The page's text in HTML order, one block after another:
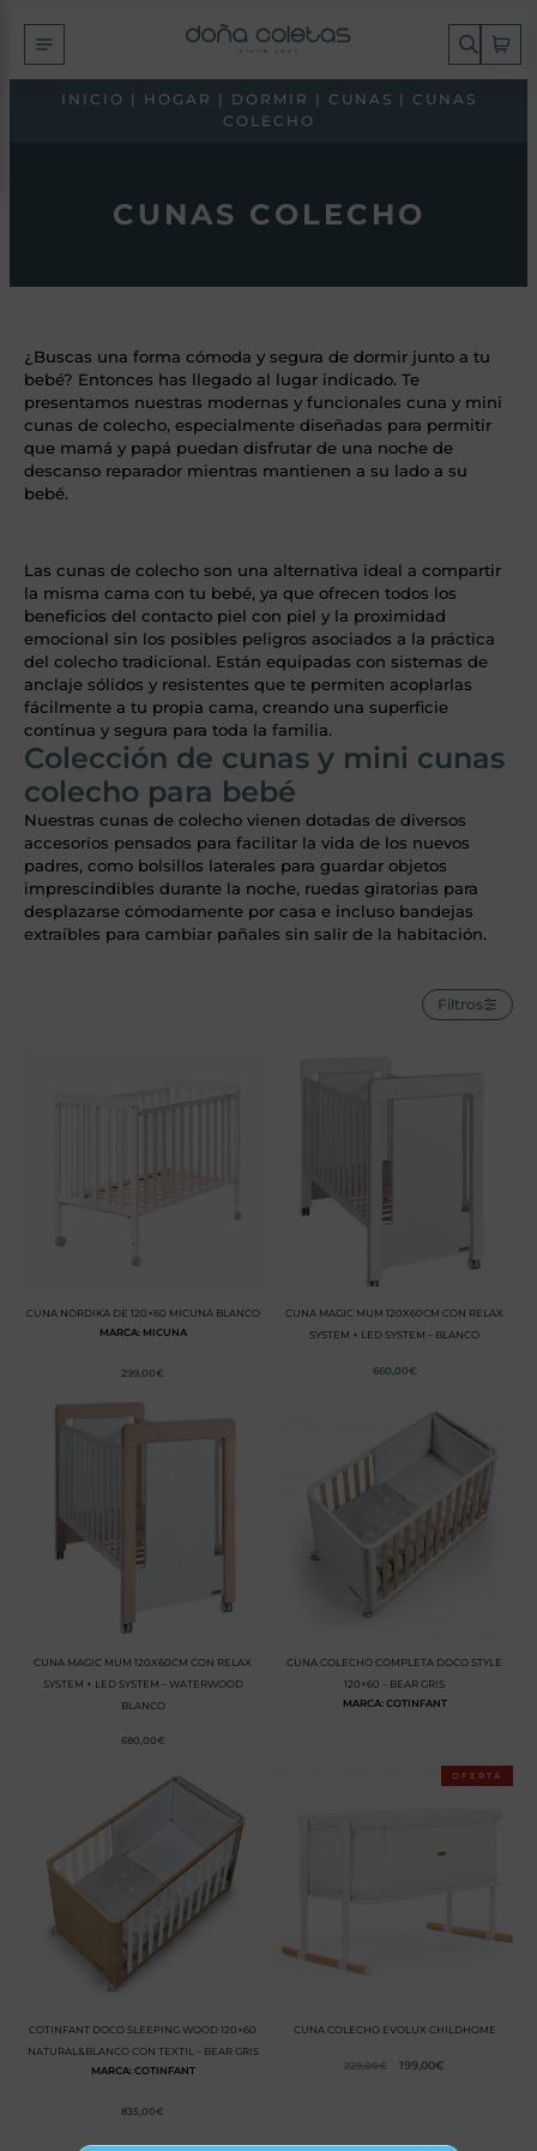
INICIO | HOGAR | DORMIR | CUNAS | CUNAS
COLECHO
CUNAS COLECHO
¿Buscas una forma cómoda y segura de dormir junto a tu
bebé? Entonces has llegado al lugar indicado. Te
presentamos nuestras modernas y funcionales cuna y mini
cunas de colecho, especialmente diseñadas para permitir
que mamá y papá puedan disfrutar de una noche de
descanso reparador mientras mantienen a su lado a su
bebé.
Las cunas de colecho son una alternativa ideal a compartir
la misma cama con tu bebé, ya que ofrecen todos los
beneficios del contacto piel con piel y la proximidad
emocional sin los posibles peligros asociados a la práctica
del colecho tradicional. Están equipadas con sistemas de
anclaje sólidos y resistentes que te permiten acoplarlas
fácilmente a tu propia cama, creando una superficie
continua y segura para toda la familia.
Colección de cunas y mini cunas
colecho para bebé
Nuestras cunas de colecho vienen dotadas de diversos
accesorios pensados para facilitar la vida de los nuevos
padres, como bolsillos laterales para guardar objetos
imprescindibles durante la noche, ruedas giratorias para
desplazarse cómodamente por casa e incluso bandejas
extraíbles para cambiar pañales sin salir de la habitación.
Filtros
CUNA NORDIKA DE 120×60 MICUNA BLANCO
MARCA: MICUNA
299,00 €
CUNA MAGIC MUM 120X60CM CON RELAX
SYSTEM + LED SYSTEM – BLANCO
660,00 €
CUNA MAGIC MUM 120X60CM CON RELAX
SYSTEM + LED SYSTEM – WATERWOOD
BLANCO
680,00 €
CUNA COLECHO COMPLETA DOCO STYLE
120×60 – BEAR GRIS
MARCA: COTINFANT
COTINFANT DOCO SLEEPING WOOD 120×60
NATURAL&BLANCO CON TEXTIL – BEAR GRIS
MARCA: COTINFANT
835,00 €
OFERTA
CUNA COLECHO EVOLUX CHILDHOME
229,00€ 199,00€